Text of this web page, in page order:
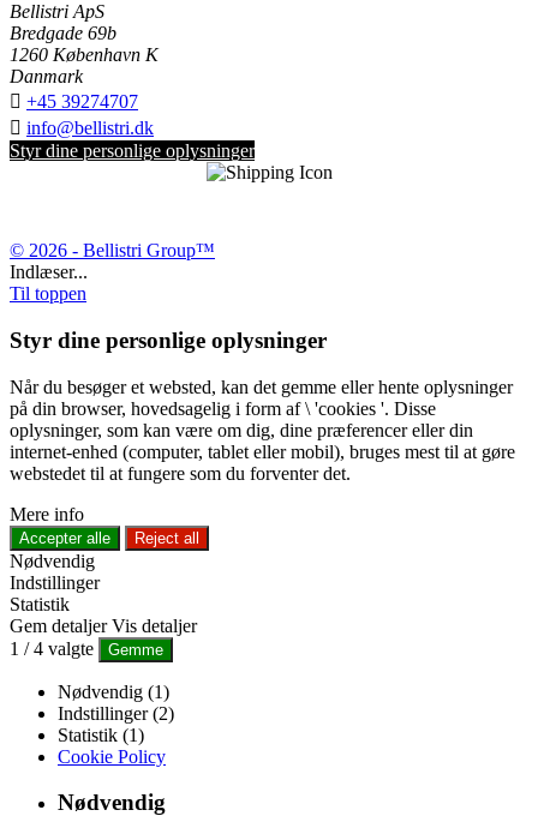
Bellistri ApS
Bredgade 69b
1260 København K
Danmark
 +45 39274707
 info@bellistri.dk
Styr dine personlige oplysninger
© 2026 - Bellistri Group™
Indlæser...
Til toppen
Styr dine personlige oplysninger
Når du besøger et websted, kan det gemme eller hente oplysninger
på din browser, hovedsagelig i form af \ 'cookies '. Disse
oplysninger, som kan være om dig, dine præferencer eller din
internet-enhed (computer, tablet eller mobil), bruges mest til at gøre
webstedet til at fungere som du forventer det.
Mere info
Accepter alle Reject all
Nødvendig
Indstillinger
Statistik
Gem detaljer Vis detaljer
1 /4 valgte Gemme
Nødvendig (1)
Indstillinger (2)
Statistik (1)
Cookie Policy
Nødvendig